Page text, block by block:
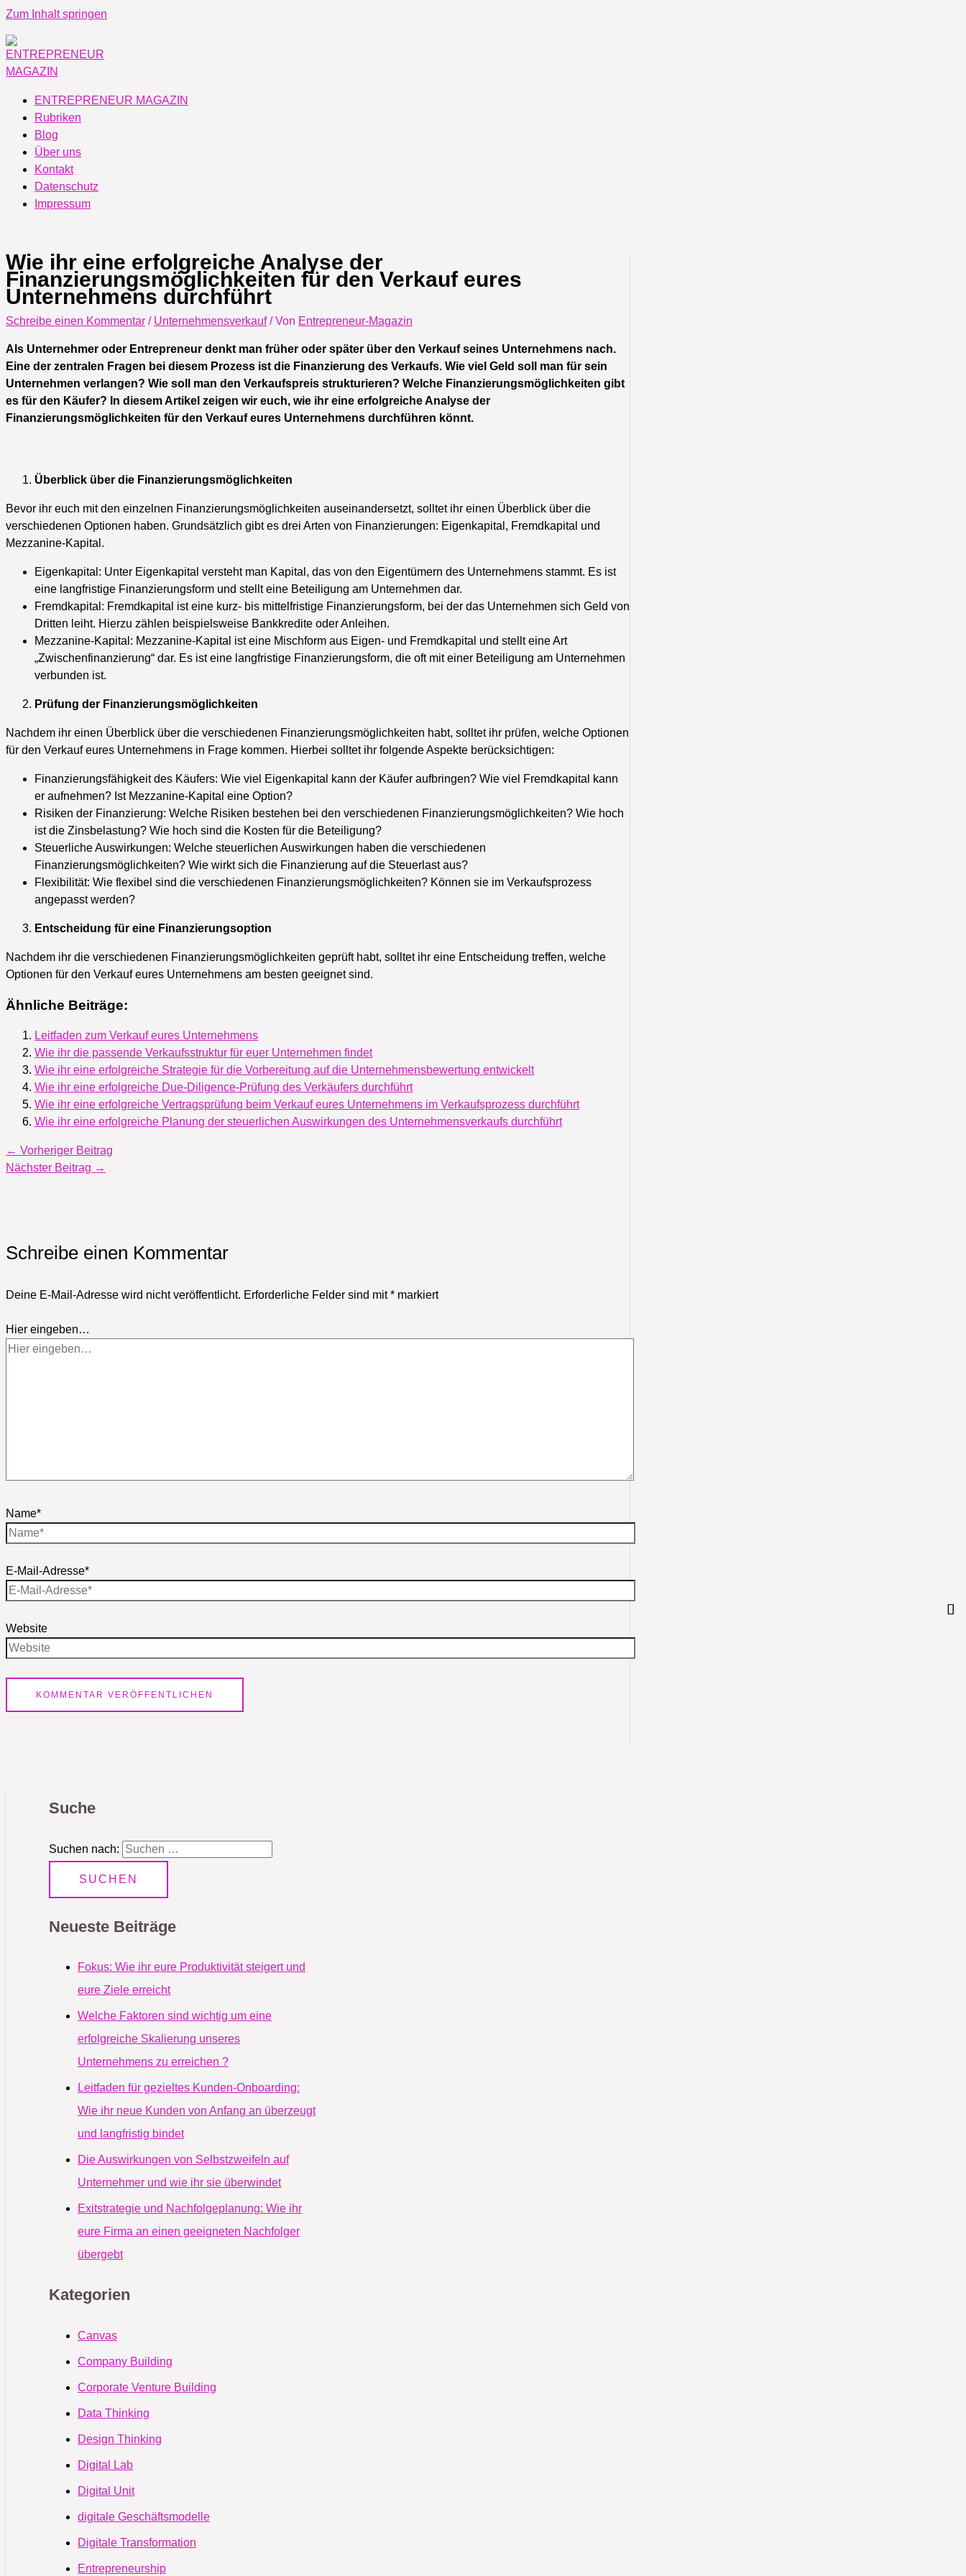
Zum Inhalt springen
ENTREPRENEUR MAGAZIN
Rubriken
Blog
Über uns
Kontakt
Datenschutz
Impressum
Wie ihr eine erfolgreiche Analyse der
Finanzierungsmöglichkeiten für den Verkauf eures
Unternehmens durchführt
Schreibe einen Kommentar / Unternehmensverkauf/ Von Entrepreneur-Magazin
Als Unternehmer oder Entrepreneur denkt man früher oder später über den Verkauf seines Unternehmens nach.
Eine der zentralen Fragen bei diesem Prozess ist die Finanzierung des Verkaufs. Wie viel Geld soll man für sein
Unternehmen verlangen? Wie soll man den Verkaufspreis strukturieren? Welche Finanzierungsmöglichkeiten gibt
es für den Käufer? In diesem Artikel zeigen wir euch, wie ihr eine erfolgreiche Analyse der
Finanzierungsmöglichkeiten für den Verkauf eures Unternehmens durchführen könnt.
Überblick über die Finanzierungsmöglichkeiten
Bevor ihr euch mit den einzelnen Finanzierungsmöglichkeiten auseinandersetzt, solltet ihr einen Überblick über die
verschiedenen Optionen haben. Grundsätzlich gibt es drei Arten von Finanzierungen: Eigenkapital, Fremdkapital und
Mezzanine-Kapital.
Eigenkapital: Unter Eigenkapital versteht man Kapital, das von den Eigentümern des Unternehmens stammt. Es ist
eine langfristige Finanzierungsform und stellt eine Beteiligung am Unternehmen dar.
Fremdkapital: Fremdkapital ist eine kurz- bis mittelfristige Finanzierungsform, bei der das Unternehmen sich Geld von
Dritten leiht. Hierzu zählen beispielsweise Bankkredite oder Anleihen.
Mezzanine-Kapital: Mezzanine-Kapital ist eine Mischform aus Eigen- und Fremdkapital und stellt eine Art
„Zwischenfinanzierung“ dar. Es ist eine langfristige Finanzierungsform, die oft mit einer Beteiligung am Unternehmen
verbunden ist.
Prüfung der Finanzierungsmöglichkeiten
Nachdem ihr einen Überblick über die verschiedenen Finanzierungsmöglichkeiten habt, solltet ihr prüfen, welche Optionen
für den Verkauf eures Unternehmens in Frage kommen. Hierbei solltet ihr folgende Aspekte berücksichtigen:
Finanzierungsfähigkeit des Käufers: Wie viel Eigenkapital kann der Käufer aufbringen? Wie viel Fremdkapital kann
er aufnehmen? Ist Mezzanine-Kapital eine Option?
Risiken der Finanzierung: Welche Risiken bestehen bei den verschiedenen Finanzierungsmöglichkeiten? Wie hoch
ist die Zinsbelastung? Wie hoch sind die Kosten für die Beteiligung?
Steuerliche Auswirkungen: Welche steuerlichen Auswirkungen haben die verschiedenen
Finanzierungsmöglichkeiten? Wie wirkt sich die Finanzierung auf die Steuerlast aus?
Flexibilität: Wie flexibel sind die verschiedenen Finanzierungsmöglichkeiten? Können sie im Verkaufsprozess
angepasst werden?
Entscheidung für eine Finanzierungsoption
Nachdem ihr die verschiedenen Finanzierungsmöglichkeiten geprüft habt, solltet ihr eine Entscheidung treffen, welche
Optionen für den Verkauf eures Unternehmens am besten geeignet sind.
Ähnliche Beiträge:
Leitfaden zum Verkauf eures Unternehmens
Wie ihr die passende Verkaufsstruktur für euer Unternehmen findet
Wie ihr eine erfolgreiche Strategie für die Vorbereitung auf die Unternehmensbewertung entwickelt
Wie ihr eine erfolgreiche Due-Diligence-Prüfung des Verkäufers durchführt
Wie ihr eine erfolgreiche Vertragsprüfung beim Verkauf eures Unternehmens im Verkaufsprozess durchführt
Wie ihr eine erfolgreiche Planung der steuerlichen Auswirkungen des Unternehmensverkaufs durchführt
← Vorheriger Beitrag
Nächster Beitrag →
Schreibe einen Kommentar
Deine E-Mail-Adresse wird nicht veröffentlicht. Erforderliche Felder sind mit* markiert
Hier eingeben…
Name*
E-Mail-Adresse*
Website
Suche
Suchen nach:
Neueste Beiträge
Fokus: Wie ihr eure Produktivität steigert und
eure Ziele erreicht
Welche Faktoren sind wichtig um eine
erfolgreiche Skalierung unseres
Unternehmens zu erreichen ?
Leitfaden für gezieltes Kunden-Onboarding:
Wie ihr neue Kunden von Anfang an überzeugt
und langfristig bindet
Die Auswirkungen von Selbstzweifeln auf
Unternehmer und wie ihr sie überwindet
Exitstrategie und Nachfolgeplanung: Wie ihr
eure Firma an einen geeigneten Nachfolger
übergebt
Kategorien
Canvas
Company Building
Corporate Venture Building
Data Thinking
Design Thinking
Digital Lab
Digital Unit
digitale Geschäftsmodelle
Digitale Transformation
Entrepreneurship